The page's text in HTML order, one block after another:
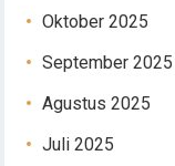
Oktober 2025
September 2025
Agustus 2025
Juli 2025